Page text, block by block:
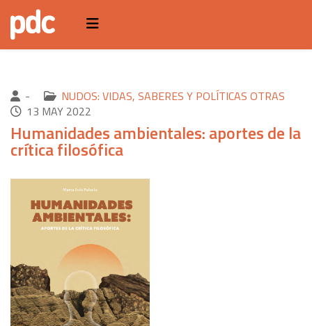
-
NUDOS: VIDAS, SABERES Y POLÍTICAS OTRAS
13 MAY 2022
Humanidades ambientales: aportes de la
crítica filosófica